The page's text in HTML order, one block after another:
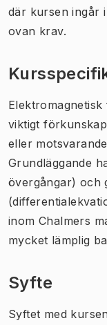
där kursen ingår
ovan krav.
viktigt
eller
Grundläggande
övergångar) och
inom Chalmers
mycket lämplig
Syfte
Syftet med